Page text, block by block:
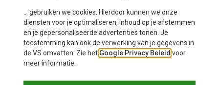
Mogelijk interessant voor je
... gebruiken we cookies. Hierdoor kunnen we onze
diensten voor je optimaliseren, inhoud op je afstemmen
en je gepersonaliseerde advertenties tonen. Je
toestemming kan ook de verwerking van je gegevens in
de VS omvatten. Zie het Google Privacy Beleid voor
meer informatie.